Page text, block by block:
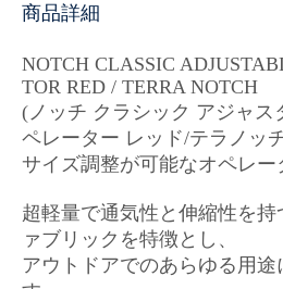
商品詳細
NOTCH CLASSIC
TOR RED / TERRA NOTCH
(ノッチ クラシック アジャス
ペレーター レッド/テラノッチ
サイズ調整が可能なオペレー
超軽量で通気性と伸縮性を
ァブリックを特徴とし、
アウトドアでのあらゆる用